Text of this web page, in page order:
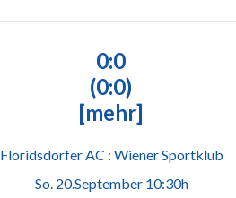
0:0
(0:0)
[mehr]
Floridsdorfer AC : Wiener Sportklub
So. 20.September 10:30h